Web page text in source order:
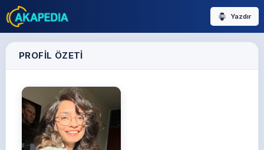
Yazdır
PROFIL ÖZETI